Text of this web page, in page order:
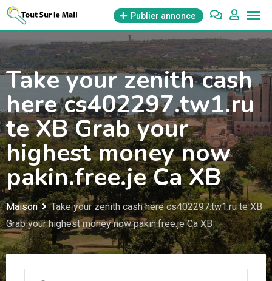
Aller
contenu
Publier annonce
Take your zenith cash
here cs402297.tw1.ru
te XB Grab your
highest money now
pakin.free.je Ca XB
Maison
Take your zenith cash here cs402297.tw1.ru te XB
Grab your highest money now pakin.free.je Ca XB